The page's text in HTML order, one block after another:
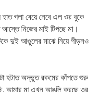
হাত গলা বেয়ে নেবে এল ওর বুকে
নিজের মাই টিপছে মা।
দুই আঙুলের মাঝে নিয়ে পীড়নও
হটাত অদ্ভুত রকমের কাঁপতে শুরু
আমার মা এখন আঙুলি করছে ওর